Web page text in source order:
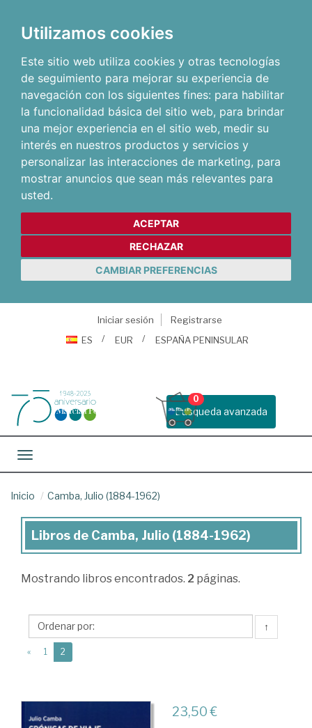
Utilizamos cookies
Este sitio web utiliza cookies y otras tecnologías
de seguimiento para mejorar su experiencia de
navegación con los siguientes fines: para habilitar
la funcionalidad básica del sitio web, para brindar
una mejor experiencia en el sitio web, medir su
interés en nuestros productos y servicios y
personalizar las interacciones de marketing, para
mostrar anuncios que sean más relevantes para
usted.
ACEPTAR
RECHAZAR
CAMBIAR PREFERENCIAS
Iniciar sesión
Registrarse
ES
EUR ESPAÑA PENINSULAR
Busqueda avanzada
0
Toggle navigation
Inicio Camba, Julio (1884-1962)
Libros
Camba,
(1884-
1962)
Libros de Camba, Julio (1884-1962)
Mostrando libros encontrados. 2 páginas.
↑
« 1 2
23,50 €